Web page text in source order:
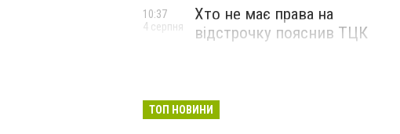
Хто не має права на
відстрочку пояснив ТЦК
10:37
4 серпня
ТОП НОВИНИ